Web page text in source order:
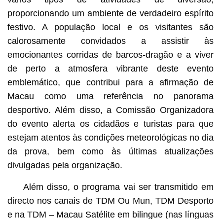
proporcionando um ambiente de verdadeiro espírito
festivo. A população local e os visitantes são
calorosamente convidados a assistir às
emocionantes corridas de barcos-dragão e a viver
de perto a atmosfera vibrante deste evento
emblemático, que contribui para a afirmação de
Macau como uma referência no panorama
desportivo. Além disso, a Comissão Organizadora
do evento alerta os cidadãos e turistas para que
estejam atentos às condições meteorológicas no dia
da prova, bem como às últimas atualizações
divulgadas pela organização.
Além disso, o programa vai ser transmitido em
directo nos canais de TDM Ou Mun, TDM Desporto
e na TDM – Macau Satélite em bilingue (nas línguas